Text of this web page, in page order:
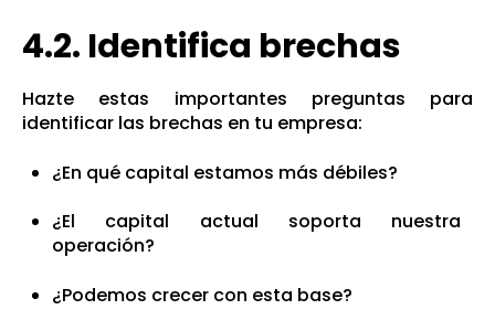
4.2. Identifica brechas
Hazte estas importantes preguntas para
identificar las brechas en tu empresa:
¿En qué capital estamos más débiles?
¿El capital actual soporta nuestra
operación?
¿Podemos crecer con esta base?